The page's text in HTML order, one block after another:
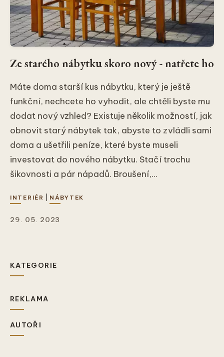
Ze starého nábytku skoro nový - natřete ho
Máte doma starší kus nábytku, který je ještě
funkční, nechcete ho vyhodit, ale chtěli byste mu
dodat nový vzhled? Existuje několik možností, jak
obnovit starý nábytek tak, abyste to zvládli sami
doma a ušetřili peníze, které byste museli
investovat do nového nábytku. Stačí trochu
šikovnosti a pár nápadů. Broušení,...
INTERIÉR NÁBYTEK
29. 05. 2023
KATEGORIE
REKLAMA
AUTOŘI